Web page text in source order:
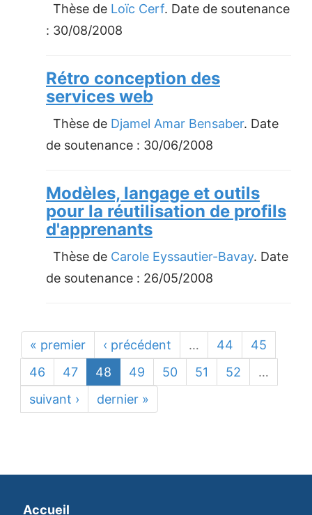
Thèse de Loïc Cerf. Date de soutenance
: 30/08/2008
Rétro conception des
services web
Thèse de Djamel Amar Bensaber. Date
de soutenance : 30/06/2008
Modèles, langage et outils
pour la réutilisation de profils
d'apprenants
Thèse de Carole Eyssautier-Bavay. Date
de soutenance : 26/05/2008
« premier ‹ précédent … 44
45
46
47 48 49 50 51 52
…
suivant ›
dernier »
Accueil